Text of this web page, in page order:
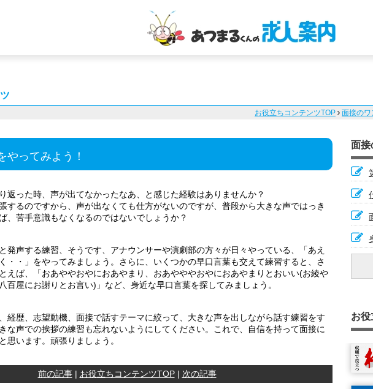
お役立ちコンテンツTOP 面接のワ
やってみよう！
返った時、声が出てなかったなあ、と感じた経験はありませんか？
するのですから、声が出なくても仕方がないのですが、普段から大きな声ではっき
、苦手意識もなくなるのではないでしょうか？
発声する練習、そうです、アナウンサーや演劇部の方々が日々やっている、「あえ
・・」をやってみましょう。さらに、いくつかの早口言葉も交えて練習すると、さ
えば、「おあややおやにおあやまり、おあやややおやにおあやまりとおいい(お綾や
百屋にお謝りとお言い)」など、身近な早口言葉を探してみましょう。
経歴、志望動機、面接で話すテーマに絞って、大きな声を出しながら話す練習をす
な声での挨拶の練習も忘れないようにしてください。これで、自信を持って面接に
思います。頑張りましょう。
前の記事| お役立ちコンテンツTOP| 次の記事
面接
ーン
確認
れた
お